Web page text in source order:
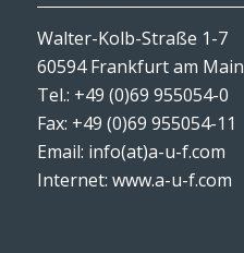
Walter-Kolb-Straße 1-7
60594 Frankfurt am Main
Tel.: +49 (0)69 955054-0
Fax: +49 (0)69 955054-11
Email: info(at)a-u-f.com
Internet: www.a-u-f.com